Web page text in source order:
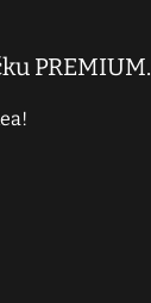
PREMIUM.